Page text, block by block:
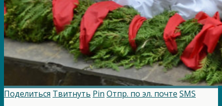
Поделиться Твитнуть Pin Отпр. по эл. почте SMS